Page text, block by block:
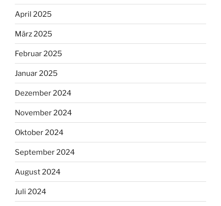
April 2025
März 2025
Februar 2025
Januar 2025
Dezember 2024
November 2024
Oktober 2024
September 2024
August 2024
Juli 2024